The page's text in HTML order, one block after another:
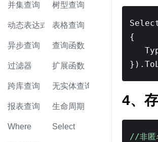
并集查询 树型查询
动态表达式 表格查询
异步查询 查询函数
过滤器 扩展函数
跨库查询 无实体查询
报表查询 生命周期
Where Select
{
4、
//非匿